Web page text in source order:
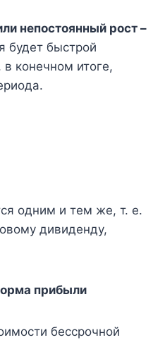
непостоянный рост –
будет быстрой
конечном итоге,
одним и тем же, т. е.
дивиденду,
прибыли
бессрочной